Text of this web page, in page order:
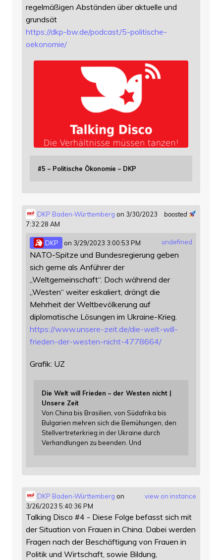
regelmäßigen Abständen über aktuelle und
grundsät
https://dkp-bw.de/podcast/5-politische-
oekonomie/
#5 – Politische Ökonomie – DKP
boosted
DKP Baden-Württemberg on 3/30/2023
7:32:28 AM
undefined
DKP on 3/29/2023 3:00:53 PM
NATO-Spitze und Bundesregierung geben
sich gerne als Anführer der
„Weltgemeinschaft“. Doch während der
„Westen“ weiter eskaliert, drängt die
Mehrheit der Weltbevölkerung auf
diplomatische Lösungen im Ukraine-Krieg.
https://www.unsere-zeit.de/die-welt-will-
frieden-der-westen-nicht-4778664/
Grafik: UZ
Die Welt will Frieden – der Westen nicht |
Unsere Zeit
Von China bis Brasilien, von Südafrika bis
Bulgarien mehren sich die Bemühungen, den
Stellvertreterkrieg in der Ukraine durch
Verhandlungen zu beenden. Und
view on instance
DKP Baden-Württemberg on
3/26/2023 5:40:36 PM
Talking Disco #4 - Diese Folge befasst sich mit
der Situation von Frauen in China. Dabei werden
Fragen nach der Beschäftigung von Frauen in
Politik und Wirtschaft, sowie Bildung,